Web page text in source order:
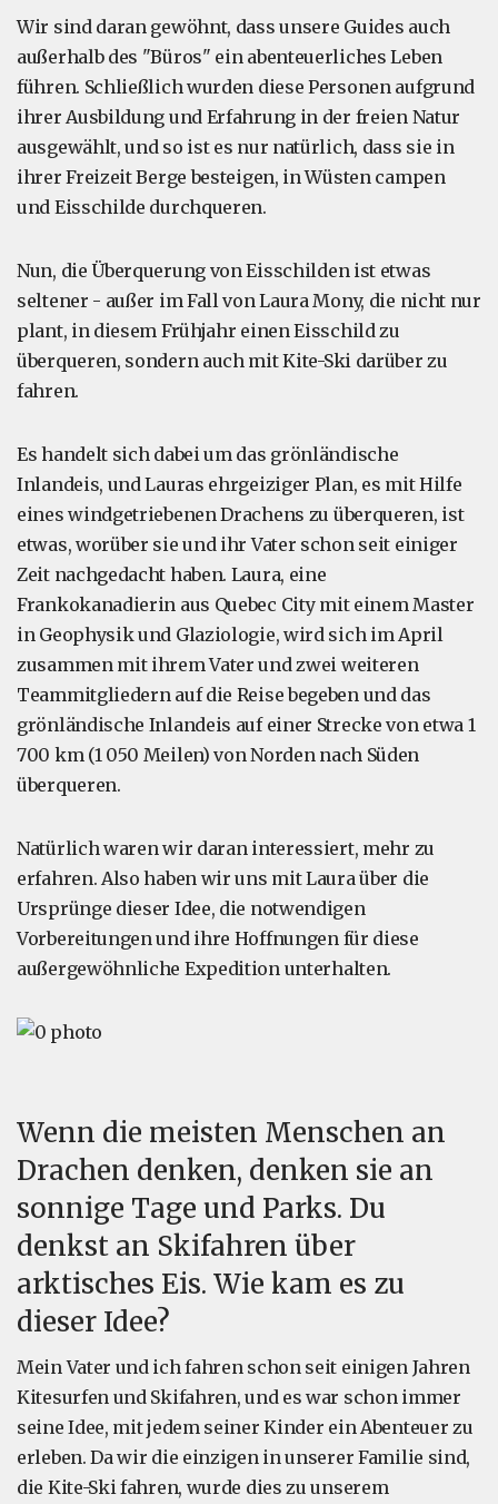
Wir sind daran gewöhnt, dass unsere Guides auch
außerhalb des "Büros" ein abenteuerliches Leben
führen. Schließlich wurden diese Personen aufgrund
ihrer Ausbildung und Erfahrung in der freien Natur
ausgewählt, und so ist es nur natürlich, dass sie in
ihrer Freizeit Berge besteigen, in Wüsten campen
und Eisschilde durchqueren.
Nun, die Überquerung von Eisschilden ist etwas
seltener - außer im Fall von Laura Mony, die nicht nur
plant, in diesem Frühjahr einen Eisschild zu
überqueren, sondern auch mit Kite-Ski darüber zu
fahren.
Es handelt sich dabei um das grönländische
Inlandeis, und Lauras ehrgeiziger Plan, es mit Hilfe
eines windgetriebenen Drachens zu überqueren, ist
etwas, worüber sie und ihr Vater schon seit einiger
Zeit nachgedacht haben. Laura, eine
Frankokanadierin aus Quebec City mit einem Master
in Geophysik und Glaziologie, wird sich im April
zusammen mit ihrem Vater und zwei weiteren
Teammitgliedern auf die Reise begeben und das
grönländische Inlandeis auf einer Strecke von etwa 1
700 km (1 050 Meilen) von Norden nach Süden
überqueren.
Natürlich waren wir daran interessiert, mehr zu
erfahren. Also haben wir uns mit Laura über die
Ursprünge dieser Idee, die notwendigen
Vorbereitungen und ihre Hoffnungen für diese
außergewöhnliche Expedition unterhalten.
Wenn die meisten Menschen an
Drachen denken, denken sie an
sonnige Tage und Parks. Du
denkst an Skifahren über
arktisches Eis. Wie kam es zu
dieser Idee?
Mein Vater und ich fahren schon seit einigen Jahren
Kitesurfen und Skifahren, und es war schon immer
seine Idee, mit jedem seiner Kinder ein Abenteuer zu
erleben. Da wir die einzigen in unserer Familie sind,
die Kite-Ski fahren, wurde dies zu unserem